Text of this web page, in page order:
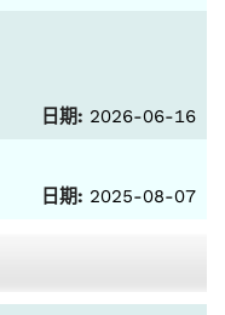
日期: 2026-06-16
日期: 2025-08-07